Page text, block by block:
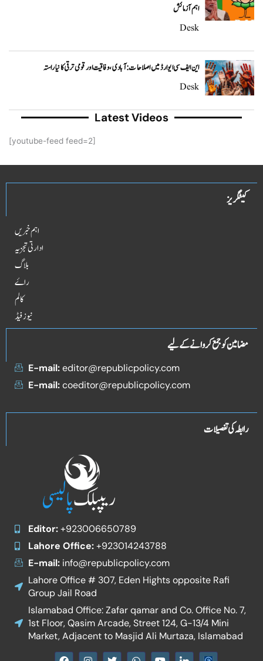
اہم آزمائش
Desk
این ایف سی ایوارڈ میں اصلاحات: آبادی، وفاقیت اور قومی ترقی کا نیا راستہ
Desk
Latest Videos
[youtube-feed feed=2]
کیٹگریز
اہم خبریں
ادارتی تجزیہ
بلاگ
راۓ
کالم
نیوز فیڈ
مضامین کو جمع کروانے کے لیے
E-mail:editor@republicpolicy.com
E-mail:coeditor@republicpolicy.com
رابطہ کی تفصیلات
Editor:+923006650789
Lahore Office:+923014243788
E-mail:info@republicpolicy.com
Lahore Office # 307, Eden Hights opposite Rafi
Group Jail Road
Islamabad Office: Zafar qamar and Co. Office No. 7,
1st Floor, Qasim Arcade, Street 124, G-13/4 Mini
Market, Adjacent to Masjid Ali Murtaza, Islamabad
F
I
T
W
Y
I